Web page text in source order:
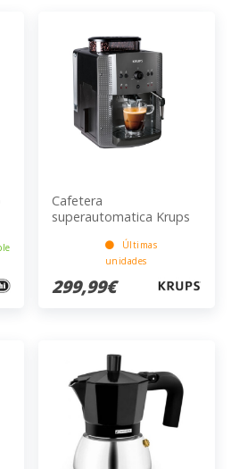
Cafetera
superautomatica Krups
Últimas
unidades
299,99€